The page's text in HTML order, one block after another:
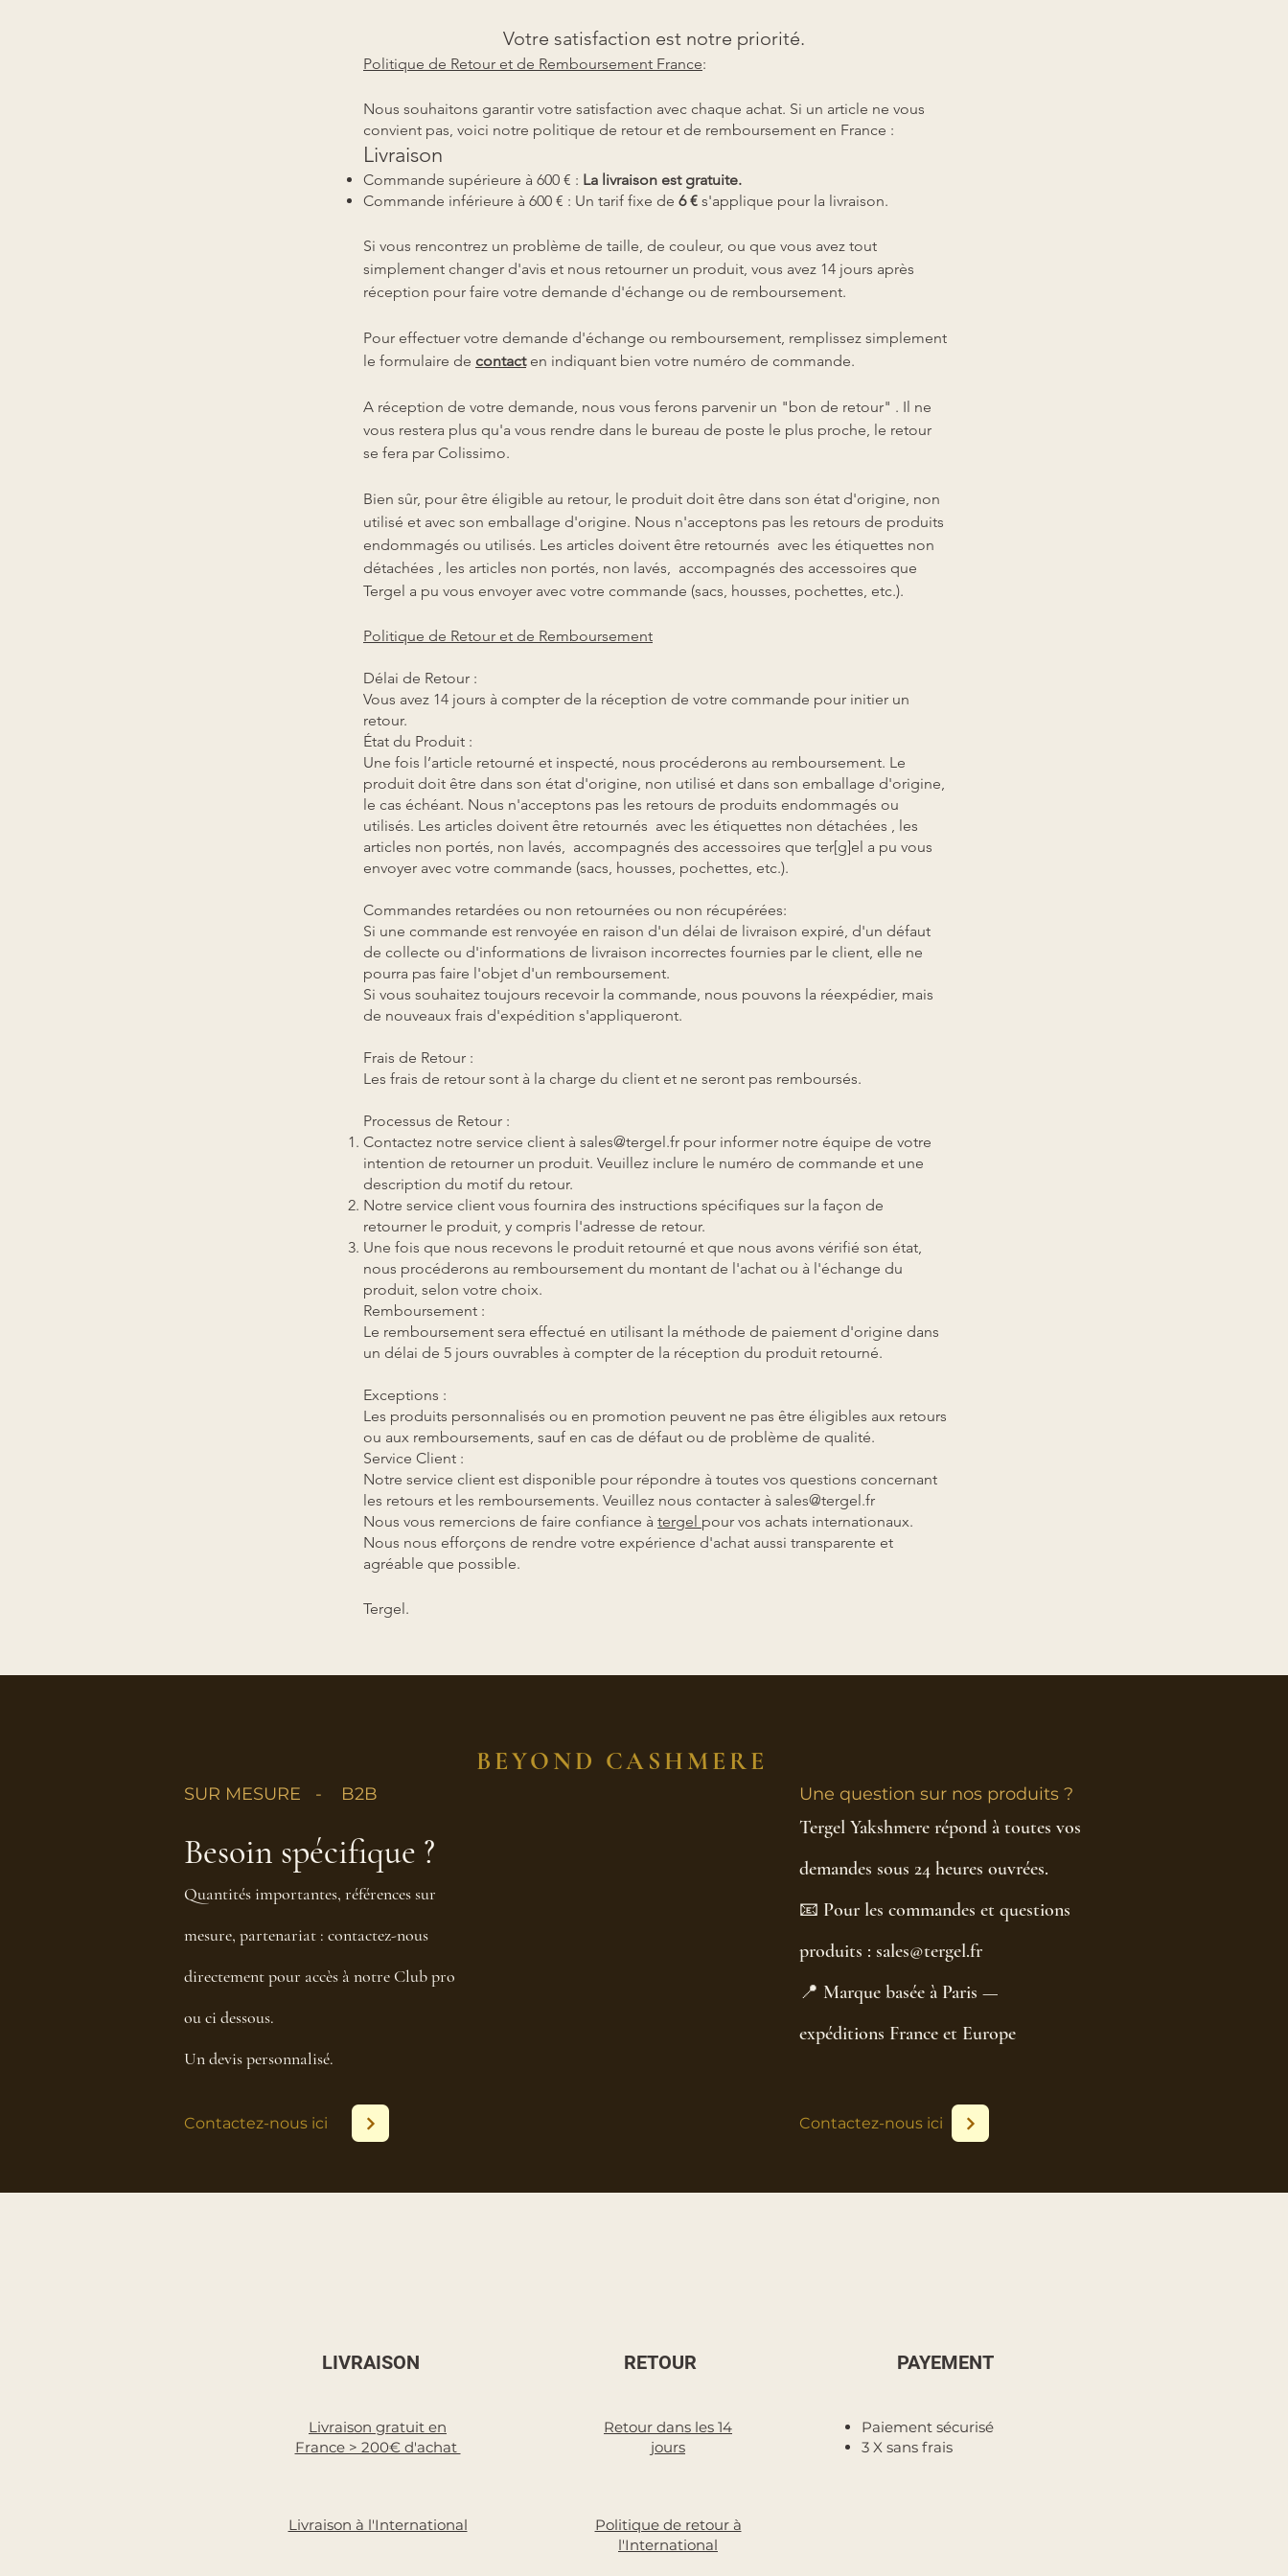
Votre satisfaction est notre priorité.
Politique de Retour et de Remboursement France:
Nous souhaitons garantir votre satisfaction avec chaque achat. Si un article ne vous
convient pas, voici notre politique de retour et de remboursement en France :
Livraison
Commande supérieure à 600 € : La livraison est gratuite.
Commande inférieure à 600 € : Un tarif fixe de 6 € s'applique pour la livraison.
Si vous rencontrez un problème de taille, de couleur, ou que vous avez tout
simplement changer d'avis et nous retourner un produit, vous avez 14 jours après
réception pour faire votre demande d'échange ou de remboursement.
Pour effectuer votre demande d'échange ou remboursement, remplissez simplement
le formulaire de contacten indiquant bien votre numéro de commande.
A réception de votre demande, nous vous ferons parvenir un "bon de retour" . Il ne
vous restera plus qu'a vous rendre dans le bureau de poste le plus proche, le retour
se fera par Colissimo.
Bien sûr, pour être éligible au retour, le produit doit être dans son état d'origine, non
utilisé et avec son emballage d'origine. Nous n'acceptons pas les retours de produits
endommagés ou utilisés. Les articles doivent être retournés avec les étiquettes non
détachées , les articles non portés, non lavés, accompagnés des accessoires que
Tergel a pu vous envoyer avec votre commande (sacs, housses, pochettes, etc.).
Politique de Retour et de Remboursement
Délai de Retour :
Vous avez 14 jours à compter de la réception de votre commande pour initier un
retour.
État du Produit :
Une fois l’article retourné et inspecté, nous procéderons au remboursement. Le
produit doit être dans son état d'origine, non utilisé et dans son emballage d'origine,
le cas échéant. Nous n'acceptons pas les retours de produits endommagés ou
utilisés. Les articles doivent être retournés avec les étiquettes non détachées , les
articles non portés, non lavés, accompagnés des accessoires que ter[g]el a pu vous
envoyer avec votre commande (sacs, housses, pochettes, etc.).
​Commandes retardées ou non retournées ou non récupérées:
Si une commande est renvoyée en raison d'un délai de livraison expiré, d'un défaut
de collecte ou d'informations de livraison incorrectes fournies par le client, elle ne
pourra pas faire l'objet d'un remboursement.
Si vous souhaitez toujours recevoir la commande, nous pouvons la réexpédier, mais
de nouveaux frais d'expédition s'appliqueront.
Frais de Retour :
Les frais de retour sont à la charge du client et ne seront pas remboursés.
Processus de Retour :
Contactez notre service client à sales@tergel.fr pour informer notre équipe de votre
intention de retourner un produit. Veuillez inclure le numéro de commande et une
description du motif du retour.
Notre service client vous fournira des instructions spécifiques sur la façon de
retourner le produit, y compris l'adresse de retour.
Une fois que nous recevons le produit retourné et que nous avons vérifié son état,
nous procéderons au remboursement du montant de l'achat ou à l'échange du
produit, selon votre choix.
Remboursement :
Le remboursement sera effectué en utilisant la méthode de paiement d'origine dans
un délai de 5 jours ouvrables à compter de la réception du produit retourné.
Exceptions :
Les produits personnalisés ou en promotion peuvent ne pas être éligibles aux retours
ou aux remboursements, sauf en cas de défaut ou de problème de qualité.
Service Client :
Notre service client est disponible pour répondre à toutes vos questions concernant
les retours et les remboursements. Veuillez nous contacter à sales@tergel.fr
Nous vous remercions de faire confiance à tergel pour vos achats internationaux.
Nous nous efforçons de rendre votre expérience d'achat aussi transparente et
agréable que possible.
Tergel.
BEYOND CASHMERE
SUR MESURE - B2B
Besoin spécifique ?
Quantités importantes, références sur
mesure, partenariat : contactez-nous
directement pour accès à notre Club pro
ou ci dessous.
Un devis personnalisé.
Contactez-nous ici
Une question sur nos produits ?
Tergel Yakshmere répond à toutes vos
demandes sous 24 heures ouvrées.
📧 Pour les commandes et questions
produits : sales@tergel.fr
📍 Marque basée à Paris —
expéditions France et Europe
Contactez-nous ici
LIVRAISON
Livraison gratuit en
France > 200€ d'achat
Livraison à l'International
RETOUR
Retour dans les 14
jours
PAYEMENT
Paiement sécurisé
3 X sans frais
Politique de retour à
l'International